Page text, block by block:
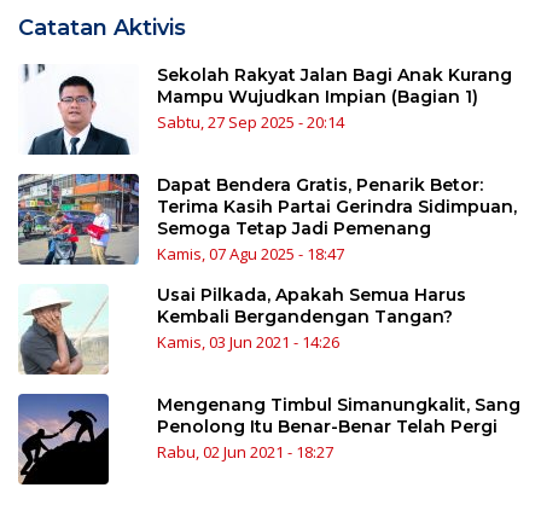
Catatan Aktivis
Sekolah Rakyat Jalan Bagi Anak Kurang
Mampu Wujudkan Impian (Bagian 1)
Sabtu, 27 Sep 2025 - 20:14
Dapat Bendera Gratis, Penarik Betor:
Terima Kasih Partai Gerindra Sidimpuan,
Semoga Tetap Jadi Pemenang
Kamis, 07 Agu 2025 - 18:47
Usai Pilkada, Apakah Semua Harus
Kembali Bergandengan Tangan?
Kamis, 03 Jun 2021 - 14:26
Mengenang Timbul Simanungkalit, Sang
Penolong Itu Benar-Benar Telah Pergi
Rabu, 02 Jun 2021 - 18:27